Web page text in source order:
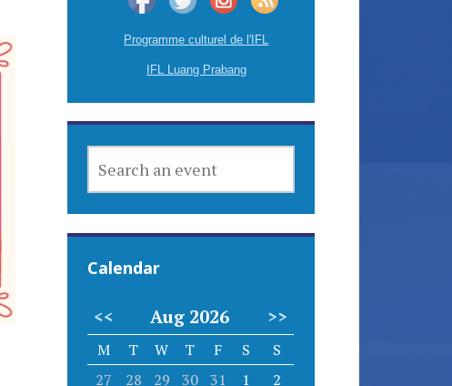
Programme culturel de l'IFL
IFL Luang Prabang
AN
Calendar
<< Aug 2026 >>
M T W T F S
S
27
28 29 30 31 1
2